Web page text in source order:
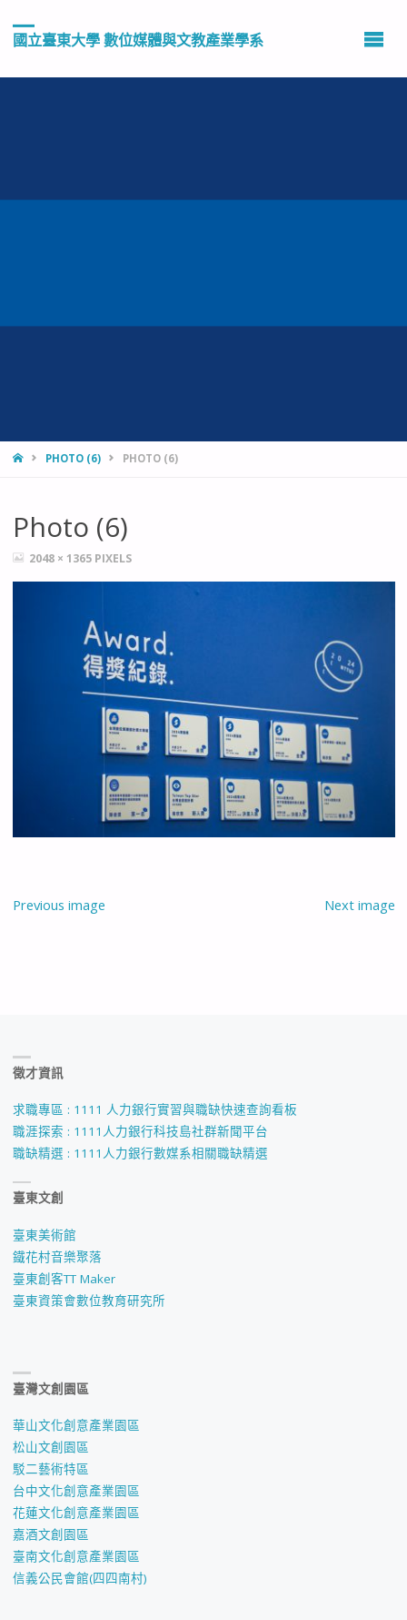
國立臺東大學 數位媒體與文教產業學系
HOMEPHOTO (6) PHOTO (6)
Photo (6)
FULL2048 × 1365 PIXELS
Previous image Next image
徵才資訊
求職專區 : 1111 人力銀行實習與職缺快速查詢看板
職涯探索 : 1111人力銀行科技島社群新聞平台
職缺精選 : 1111人力銀行數媒系相關職缺精選
臺東文創
臺東美術館
鐵花村音樂聚落
臺東創客TT Maker
臺東資策會數位教育研究所
臺灣文創園區
華山文化創意產業園區
松山文創園區
駁二藝術特區
台中文化創意產業園區
花蓮文化創意產業園區
嘉酒文創園區
臺南文化創意產業園區
信義公民會館(四四南村)